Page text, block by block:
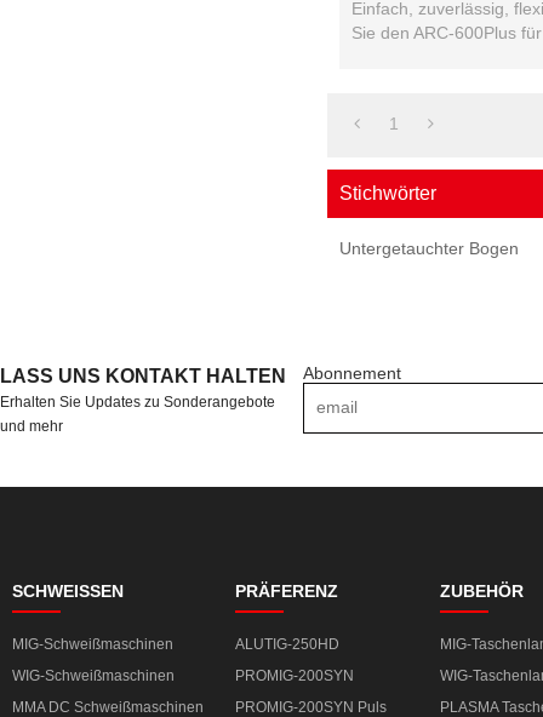
600Plus
Einfach, zuverlässig,
Sie den ARC-600Plus
1
Stichwörter
Untergetauchter Bogen
LASS UNS KONTAKT HALTEN
Erhalten Sie Updates zu Sonderangebote
und mehr
Abonnement
SCHWEISSEN
MIG-Schweißmaschinen
WIG-Schweißmaschinen
MMA DC Schweißmaschinen
PRÄFERENZ
ALUTIG-250HD
PROMIG-200SYN
PROMIG-200SYN Puls
ZUBEHÖR
MIG-
WIG-
PLASMA